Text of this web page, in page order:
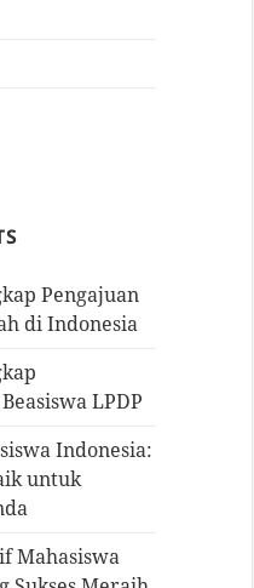
Pengajuan
di Indonesia
LPDP
Indonesia:
untuk
Mahasiswa